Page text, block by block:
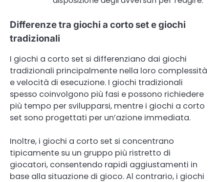
Differenze tra giochi a corto set e giochi
tradizionali
I giochi a corto set si differenziano dai giochi
tradizionali principalmente nella loro complessità
e velocità di esecuzione. I giochi tradizionali
spesso coinvolgono più fasi e possono richiedere
più tempo per svilupparsi, mentre i giochi a corto
set sono progettati per un’azione immediata.
Inoltre, i giochi a corto set si concentrano
tipicamente su un gruppo più ristretto di
giocatori, consentendo rapidi aggiustamenti in
base alla situazione di gioco. Al contrario, i giochi